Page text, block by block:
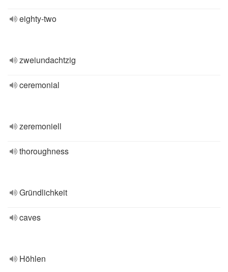
eighty-two
zweiundachtzig
ceremonial
zeremoniell
thoroughness
Gründlichkeit
caves
Höhlen